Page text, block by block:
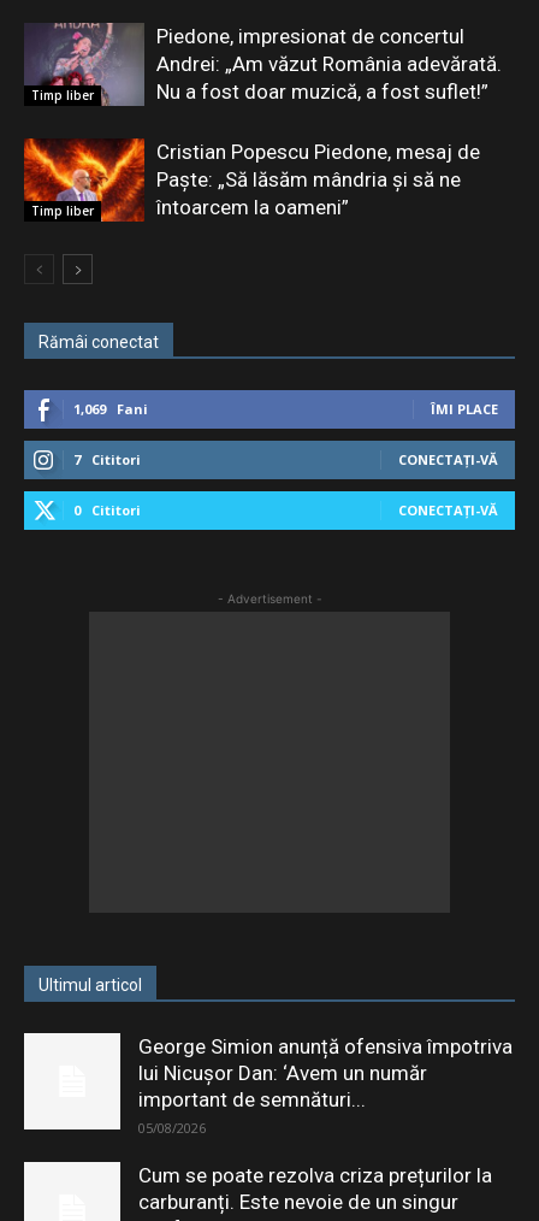
Timp liber
Piedone, impresionat de concertul
Andrei: „Am văzut România adevărată.
Nu a fost doar muzică, a fost suflet!”
Timp liber
Cristian Popescu Piedone, mesaj de
Paște: „Să lăsăm mândria și să ne
întoarcem la oameni”
Rămâi conectat
1,069 Fani ÎMI PLACE
7 Cititori CONECTAȚI-VĂ
0 Cititori CONECTAȚI-VĂ
- Advertisement -
Ultimul articol
George Simion anunță ofensiva împotriva
lui Nicușor Dan: ‘Avem un număr
important de semnături...
05/08/2026
Cum se poate rezolva criza prețurilor la
carburanți. Este nevoie de un singur